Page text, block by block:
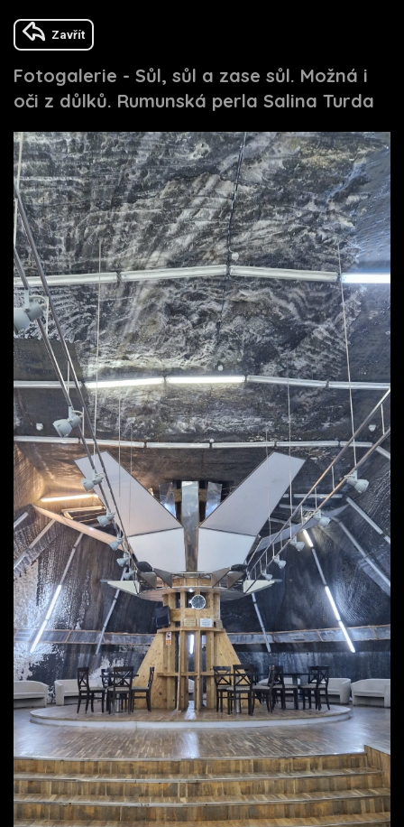
Zavřít
Fotogalerie - Sůl, sůl a zase sůl. Možná i
oči z důlků. Rumunská perla Salina Turda